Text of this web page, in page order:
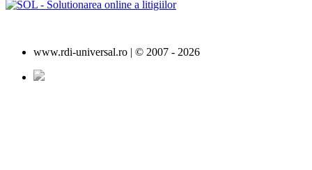
www.rdi-universal.ro | © 2007 - 2026